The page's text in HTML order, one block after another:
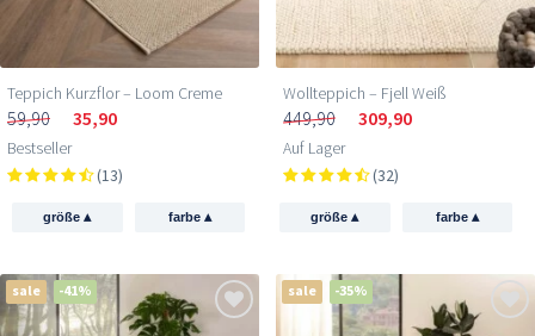
Teppich Kurzflor – Loom Creme
59,90 35,90
Bestseller
(13)
größe▴ farbe ▴
Wollteppich – Fjell Weiß
449,90 309,90
Auf Lager
(32)
größe▴ farbe ▴
sale -41% sale -35%